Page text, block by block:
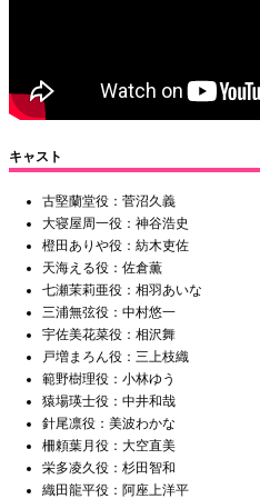
キャスト
古堅蘭堂役：菅沼久義
大寝屋周一役：神谷浩史
橙田ありや役：紡木吏佐
天海える役：佐倉薫
七瀬茉莉亜役：相羽あいな
三浦無弦役：中村悠一
宇佐美花菜役：相沢舞
戸増まろん役：三上枝織
範野樹理役：小林ゆう
猿場瑛士役：中井和哉
針尾凛役：美波わかな
柵頼葉月役：大空直美
栄多凌久役：杉田智和
織田龍平役：阿座上洋平